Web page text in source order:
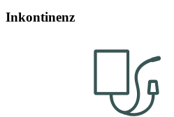
Inkontinenz